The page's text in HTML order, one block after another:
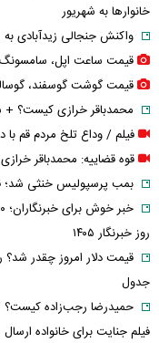
خانوارها به شهریور
واکنش جنجالی زیدآبادی به
قیمت ساعت اپل،
قیمت گوشت گوسفند،
محمدباقر خرازی کیست؟ +
فیلم / وداع تلخ مردم قم با
قوه قضاییه: محمدباقر
بمب پرسپولیس خنثی شد؛
روز خبرنگار ۱۴۰۵
جدول
حمیدرضا رجب‌زاده
فیلم جنایت برای خانواده